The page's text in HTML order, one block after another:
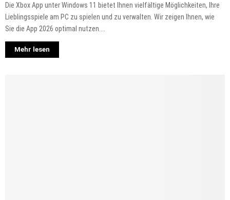
Die Xbox App unter Windows 11 bietet Ihnen vielfältige Möglichkeiten, Ihre
Lieblingsspiele am PC zu spielen und zu verwalten. Wir zeigen Ihnen, wie
Sie die App 2026 optimal nutzen....
Mehr lesen